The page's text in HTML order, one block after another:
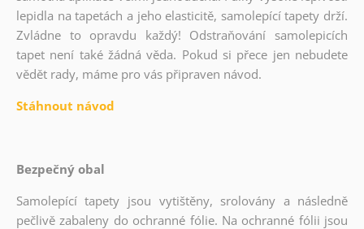
lepidla na tapetách a jeho elasticitě, samolepící tapety drží.
Zvládne to opravdu každý! Odstraňování samolepicích
tapet není také žádná věda. Pokud si přece jen nebudete
vědět rady, máme pro vás připraven návod.
Stáhnout návod
Bezpečný obal
Samolepící tapety jsou vytištěny, srolovány a následně
pečlivě zabaleny do ochranné fólie. Na ochranné fólii jsou